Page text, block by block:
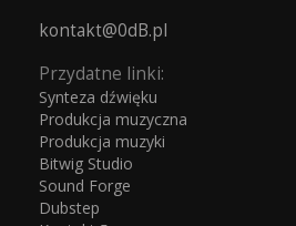
kontakt@0dB.pl
Przydatne linki:
Synteza dźwięku
Produkcja muzyczna
Produkcja muzyki
Bitwig Studio
Sound Forge
Dubstep